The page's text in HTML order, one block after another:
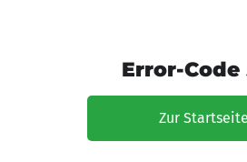
Error-Code
Zur Startseite